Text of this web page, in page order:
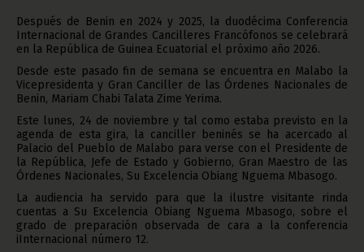
Después de Benin en 2024 y 2025, la duodécima Conferencia
Internacional de Grandes Cancilleres Francófonos se celebrará
en la República de Guinea Ecuatorial el próximo año 2026.
Desde este pasado fin de semana se encuentra en Malabo la
Vicepresidenta y Gran Canciller de las Órdenes Nacionales de
Benin, Mariam Chabi Talata Zime Yerima.
Este lunes, 24 de noviembre y tal como estaba previsto en la
agenda de esta gira, la canciller beninés se ha acercado al
Palacio del Pueblo de Malabo para verse con el Presidente de
la República, Jefe de Estado y Gobierno, Gran Maestro de las
Órdenes Nacionales, Su Excelencia Obiang Nguema Mbasogo.
La audiencia ha servido para que la ilustre visitante rinda
cuentas a Su Excelencia Obiang Nguema Mbasogo, sobre el
grado de preparación observada de cara a la conferencia
iInternacional número 12.